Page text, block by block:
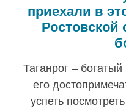
приехали в
Ростовской
Таганрог –
его
успеть